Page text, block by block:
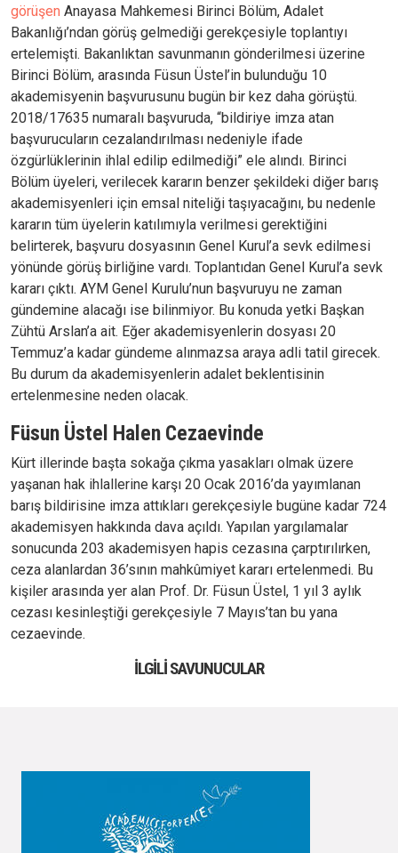
görüşen Anayasa Mahkemesi Birinci Bölüm, Adalet
Bakanlığı’ndan görüş gelmediği gerekçesiyle toplantıyı
ertelemişti. Bakanlıktan savunmanın gönderilmesi üzerine
Birinci Bölüm, arasında Füsun Üstel’in bulunduğu 10
akademisyenin başvurusunu bugün bir kez daha görüştü.
2018/17635 numaralı başvuruda, “bildiriye imza atan
başvurucuların cezalandırılması nedeniyle ifade
özgürlüklerinin ihlal edilip edilmediği” ele alındı. Birinci
Bölüm üyeleri, verilecek kararın benzer şekildeki diğer barış
akademisyenleri için emsal niteliği taşıyacağını, bu nedenle
kararın tüm üyelerin katılımıyla verilmesi gerektiğini
belirterek, başvuru dosyasının Genel Kurul’a sevk edilmesi
yönünde görüş birliğine vardı. Toplantıdan Genel Kurul’a sevk
kararı çıktı. AYM Genel Kurulu’nun başvuruyu ne zaman
gündemine alacağı ise bilinmiyor. Bu konuda yetki Başkan
Zühtü Arslan’a ait. Eğer akademisyenlerin dosyası 20
Temmuz’a kadar gündeme alınmazsa araya adli tatil girecek.
Bu durum da akademisyenlerin adalet beklentisinin
ertelenmesine neden olacak.
Füsun Üstel Halen Cezaevinde
Kürt illerinde başta sokağa çıkma yasakları olmak üzere
yaşanan hak ihlallerine karşı 20 Ocak 2016’da yayımlanan
barış bildirisine imza attıkları gerekçesiyle bugüne kadar 724
akademisyen hakkında dava açıldı. Yapılan yargılamalar
sonucunda 203 akademisyen hapis cezasına çarptırılırken,
ceza alanlardan 36’sının mahkûmiyet kararı ertelenmedi. Bu
kişiler arasında yer alan Prof. Dr. Füsun Üstel, 1 yıl 3 aylık
cezası kesinleştiği gerekçesiyle 7 Mayıs’tan bu yana
cezaevinde.
İLGILI SAVUNUCULAR